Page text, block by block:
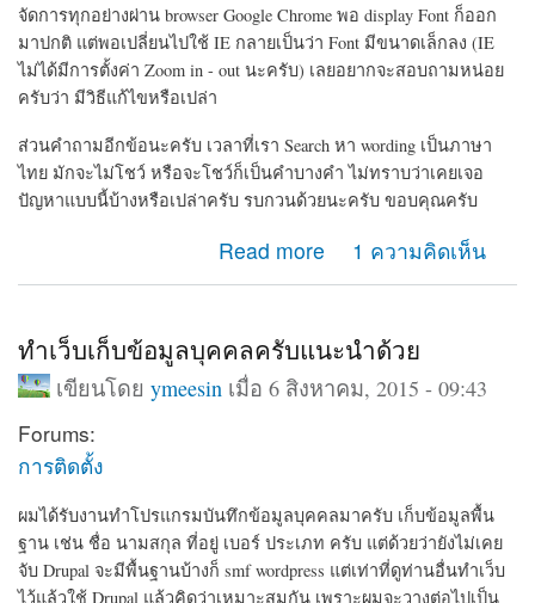
จัดการทุกอย่างผ่าน browser Google Chrome พอ display Font ก็ออก
มาปกติ แต่พอเปลี่ยนไปใช้ IE กลายเป็นว่า Font มีขนาดเล็กลง (IE
ไม่ได้มีการตั้งค่า Zoom in - out นะครับ) เลยอยากจะสอบถามหน่อย
ครับว่า มีวิธีแก้ไขหรือเปล่า
ส่วนคำถามอีกข้อนะครับ เวลาที่เรา Search หา wording เป็นภาษา
ไทย มักจะไม่โชว์ หรือจะโชว์ก็เป็นคำบางคำ ไม่ทราบว่าเคยเจอ
ปัญหาแบบนี้บ้างหรือเปล่าครับ รบกวนด้วยนะครับ ขอบคุณครับ
Read more
about ขนาด Font display ในแต่ละ browser และการ
Search เป็นภาษาไทย
1 ความคิดเห็น
ทำเว็บเก็บข้อมูลบุคคลครับแนะนำด้วย
เขียนโดย ymeesinเมื่อ 6 สิงหาคม, 2015 - 09:43
Forums:
การติดตั้ง
ผมได้รับงานทำโปรแกรมบันทึกข้อมูลบุคคลมาครับ เก็บข้อมูลพื้น
ฐาน เช่น ชื่อ นามสกุล ที่อยู่ เบอร์ ประเภท ครับ แต่ด้วยว่ายังไม่เคย
จับ Drupal จะมีพื้นฐานบ้างก็ smf wordpress แต่เท่าที่ดูท่านอื่นทำเว็บ
ไว้แล้วใช้ Drupal แล้วคิดว่าเหมาะสมกัน เพราะผมจะวางต่อไปเป็น